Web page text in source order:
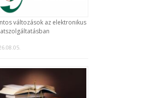
változások az elektronikus